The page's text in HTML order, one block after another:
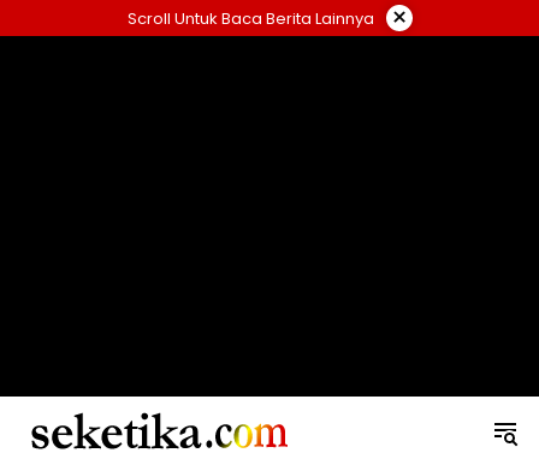
to
Scroll Untuk Baca Berita Lainnya ×